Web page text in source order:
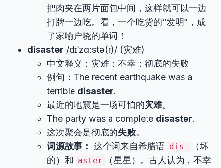
把肉夹在两片面包中间，这样就可以一边
打牌一边吃。看，一个吃货的“发明”，成
了家喻户晓的单词！
disaster /dɪˈzɑːstə(r)/ (灾难)
中文释义：灾难；不幸；彻底的失败
例句：The recent earthquake was a
terrible disaster.
最近的地震是一场可怕的灾难。
The party was a complete disaster.
这次聚会是彻底的失败。
词源故事： 这个词来自希腊语 dis-
（坏
的）和 aster
（星星）。古人认为，不幸